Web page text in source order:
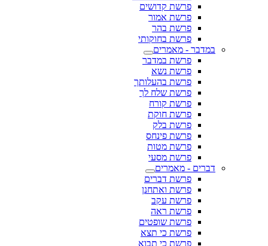
פרשת קדושים
פרשת אמור
פרשת בהר
פרשת בחוקותי
במדבר - מאמרים
פרשת במדבר
פרשת נשא
פרשת בהעלותך
פרשת שלח לך
פרשת קורח
פרשת חוקת
פרשת בלק
פרשת פינחס
פרשת מטות
פרשת מסעי
דברים - מאמרים
פרשת דברים
פרשת ואתחנן
פרשת עקב
פרשת ראה
פרשת שופטים
פרשת כי תצא
פרשת כי תבוא